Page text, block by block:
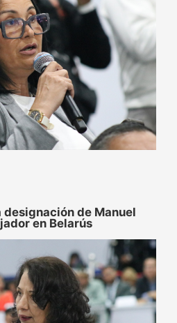
de Manuel
en Belarús